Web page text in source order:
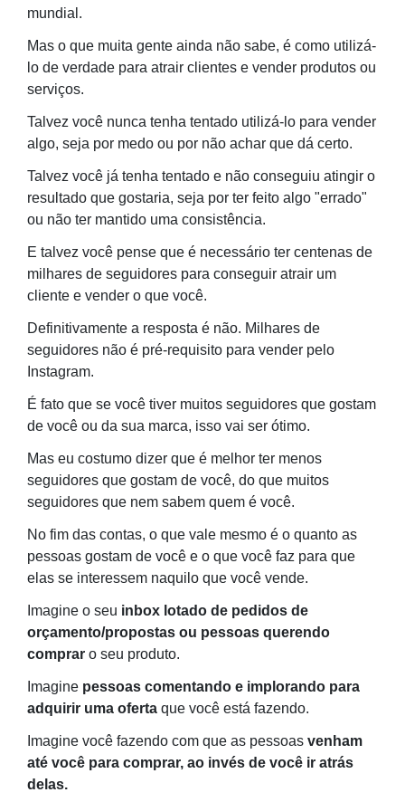
mundial.
Mas o que muita gente ainda não sabe, é como utilizá-
lo de verdade para atrair clientes e vender produtos ou
serviços.
Talvez você nunca tenha tentado utilizá-lo para vender
algo, seja por medo ou por não achar que dá certo.
Talvez você já tenha tentado e não conseguiu atingir o
resultado que gostaria, seja por ter feito algo "errado"
ou não ter mantido uma consistência.
E talvez você pense que é necessário ter centenas de
milhares de seguidores para conseguir atrair um
cliente e vender o que você.
Definitivamente a resposta é não. Milhares de
seguidores não é pré-requisito para vender pelo
Instagram.
É fato que se você tiver muitos seguidores que gostam
de você ou da sua marca, isso vai ser ótimo.
Mas eu costumo dizer que é melhor ter menos
seguidores que gostam de você, do que muitos
seguidores que nem sabem quem é você.
No fim das contas, o que vale mesmo é o quanto as
pessoas gostam de você e o que você faz para que
elas se interessem naquilo que você vende.
Imagine o seu inbox lotado de pedidos de
orçamento/propostas ou pessoas querendo
comprar o seu produto.
Imagine pessoas comentando e implorando para
adquirir uma oferta que você está fazendo.
Imagine você fazendo com que as pessoas venham
até você para comprar, ao invés de você ir atrás
delas.